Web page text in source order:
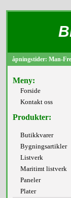
åpningstider: Man-
Meny:
Forside
Kontakt oss
Produkter:
Butikkvarer
Bygningsartikler
Listverk
Maritimt listverk
Paneler
Plater